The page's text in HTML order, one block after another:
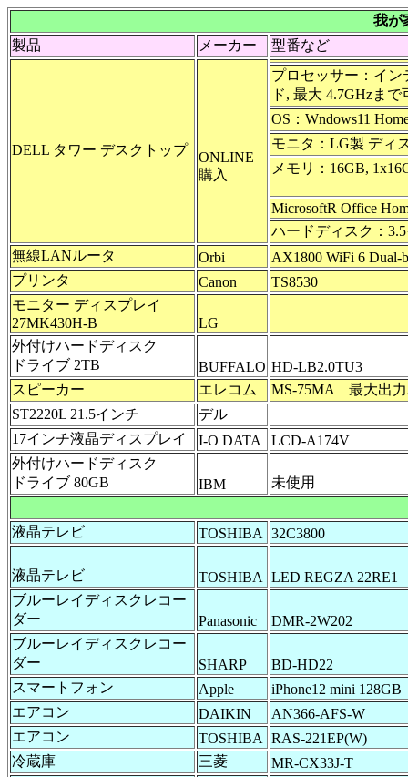
我が
製品
メーカー 型番など
DELL タワー デスクトップ
ONLINE
購入
プロセッサー：イン
ド, 最大 4.7GHzまで
OS：Wndows11
モニタ：LG製 デ
メモリ：16GB,
MicrosoftR Office
ハードディスク：
無線LANルータ
Orbi
AX1800 WiFi 6 Dual-
プリンタ
Canon
TS8530
モニター ディスプレイ
27MK430H-B
LG
外付けハードディスク
ドライブ 2TB
BUFFALO HD-LB2.0TU3
スピーカー
エレコム
MS-75MA 最大出力
ST2220L 21.5インチ
デル
17インチ液晶ディスプレイ
I-O DATA
LCD-A174V
外付けハードディスク
ドライブ 80GB
IBM 未使用
液晶テレビ TOSHIBA 32C3800
液晶テレビ TOSHIBA
LED REGZA 22RE1
ブルーレイディスクレコー
ダー
Panasonic
DMR-2W202
ブルーレイディスクレコー
ダー
SHARP
BD-HD22
スマートフォン
Apple
iPhone12 mini 128GB
エアコン
DAIKIN
AN366-AFS-W
エアコン
TOSHIBA
RAS-221EP(W)
冷蔵庫
三菱
MR-CX33J-T